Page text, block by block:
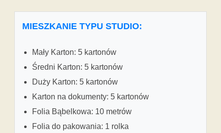
MIESZKANIE TYPU STUDIO:
Mały Karton: 5 kartonów
Średni Karton: 5 kartonów
Duży Karton: 5 kartonów
Karton na dokumenty: 5 kartonów
Folia Bąbelkowa: 10 metrów
Folia do pakowania: 1 rolka